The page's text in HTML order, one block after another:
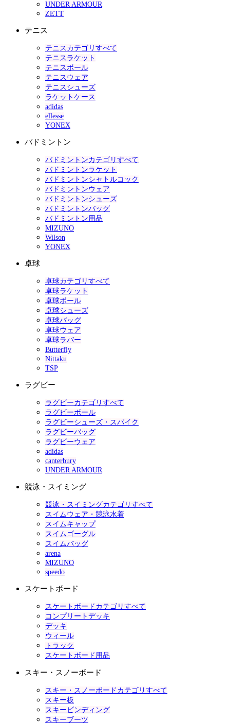
UNDER ARMOUR
ZETT
テニス
テニスカテゴリすべて
テニスラケット
テニスボール
テニスウェア
テニスシューズ
ラケットケース
adidas
ellesse
YONEX
バドミントン
バドミントンカテゴリすべて
バドミントンラケット
バドミントンシャトルコック
バドミントンウェア
バドミントンシューズ
バドミントンバッグ
バドミントン用品
MIZUNO
Wilson
YONEX
卓球
卓球カテゴリすべて
卓球ラケット
卓球ボール
卓球シューズ
卓球バッグ
卓球ウェア
卓球ラバー
Butterfly
Nittaku
TSP
ラグビー
ラグビーカテゴリすべて
ラグビーボール
ラグビーシューズ・スパイク
ラグビーバッグ
ラグビーウェア
adidas
canterbury
UNDER ARMOUR
競泳・スイミング
競泳・スイミングカテゴリすべて
スイムウェア・競泳水着
スイムキャップ
スイムゴーグル
スイムバッグ
arena
MIZUNO
speedo
スケートボード
スケートボードカテゴリすべて
コンプリートデッキ
デッキ
ウィール
トラック
スケートボード用品
スキー・スノーボード
スキー・スノーボードカテゴリすべて
スキー板
スキービンディング
スキーブーツ